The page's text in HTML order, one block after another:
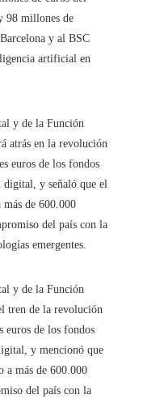
98 millones de
y al BSC
artificial en
y de la Función
atrás en la revolución
euros de los fondos
digital, y señaló que el
de 600.000
del país con la
emergentes.
y de la Función
tren de la revolución
euros de los fondos
y mencionó que
más de 600.000
del país con la